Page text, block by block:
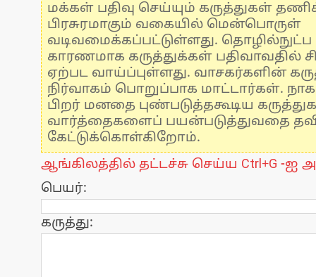
மக்கள் பதிவு செய்யும் கருத்துகள்
பிரசுரமாகும் வகையில் மென்பொருள்
வடிவமைக்கப்பட்டுள்ளது.
காரணமாக கருத்துக்கள் பதிவாவதில்
ஏற்பட வாய்ப்புள்ளது. வாசகர்களின்
நிர்வாகம் பொறுப்பாக மாட்டார்கள்.
பிறர் மனதை புண்படுத்தகூடிய
வார்த்தைகளைப் பயன்படுத்துவதை
கேட்டுக்கொள்கிறோம்.
ஆங்கிலத்தில் தட்டச்சு செய்ய Ctrl+G -ஐ
பெயர்:
கருத்து: